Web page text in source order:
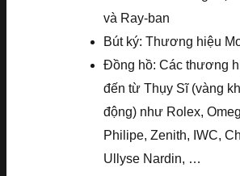
và Ray-ban
Bút ký: Thương hiệu
Đồng hồ: Các thương
đến từ Thụy Sĩ (vàng
động) như Rolex,
Philipe, Zenith, IWC,
Ullyse Nardin, …